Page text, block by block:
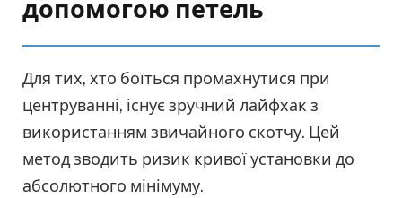
допомогою петель
Для тих, хто боїться промахнутися при
центруванні, існує зручний лайфхак з
використанням звичайного скотчу. Цей
метод зводить ризик кривої установки до
абсолютного мінімуму.